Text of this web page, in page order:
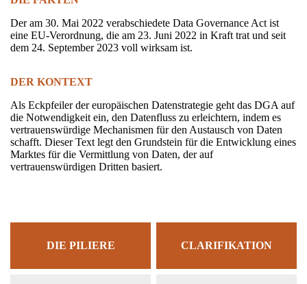
Der am 30. Mai 2022 verabschiedete Data Governance Act ist
eine EU-Verordnung, die am 23. Juni 2022 in Kraft trat und seit
dem 24. September 2023 voll wirksam ist.
DER KONTEXT
Als Eckpfeiler der europäischen Datenstrategie geht das DGA auf
die Notwendigkeit ein, den Datenfluss zu erleichtern, indem es
vertrauenswürdige Mechanismen für den Austausch von Daten
schafft. Dieser Text legt den Grundstein für die Entwicklung eines
Marktes für die Vermittlung von Daten, der auf
vertrauenswürdigen Dritten basiert.
DIE PILIERE CLARIFIKATION